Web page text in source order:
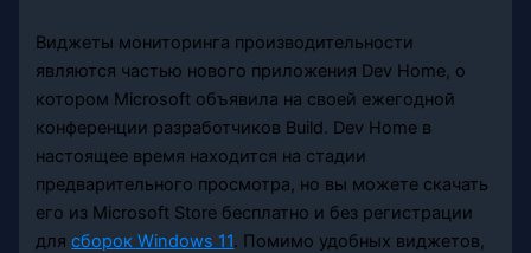
Виджеты мониторинга производительности
являются частью нового приложения Dev Home, о
котором Microsoft объявила на своей ежегодной
конференции разработчиков Build. Dev Home в
настоящее время находится на стадии
предварительного просмотра, но вы можете скачать
его из Microsoft Store бесплатно и без регистрации
длясборок Windows 11. Помимо удобных виджетов,